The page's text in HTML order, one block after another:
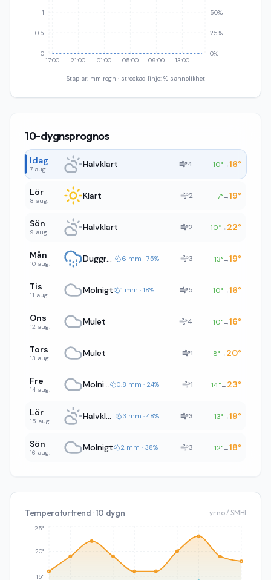
17:00 21:00 01:00 05:00 09:00 13:00
0
0.5
1
0%
25%
50%
Staplar: mm regn · streckad linje: % sannolikhet
10-dygnsprognos
Idag
7 aug. Halvklart 4 10°→16°
Lör
8 aug. Klart 2 7°→19°
Sön
9 aug. Halvklart 2 10°→ 22°
Mån
10 aug. Duggregn 6 mm · 75% 3 13°→19°
Tis
11 aug. Molnigt 1 mm · 18% 5 10°→16°
Ons
12 aug. Mulet 4 10°→16°
Tors
13 aug. Mulet 1 8°→ 20°
Fre
14 aug. Molnigt 0.8 mm · 24% 1 14°→ 23°
Lör
15 aug. Halvklart 3 mm · 48% 3 13°→19°
Sön
16 aug. Molnigt 2 mm · 38% 3 12°→18°
Temperaturtrend · 10 dygn yr.no / SMHI
15°
20°
25°